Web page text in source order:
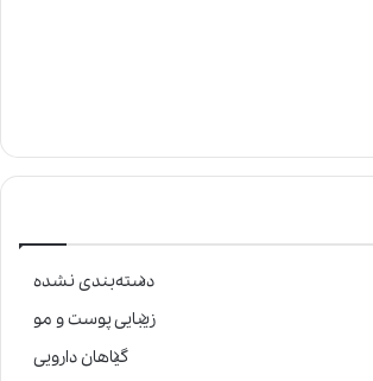
دسته‌بندی نشده
زیبایی پوست و مو
گیاهان دارویی